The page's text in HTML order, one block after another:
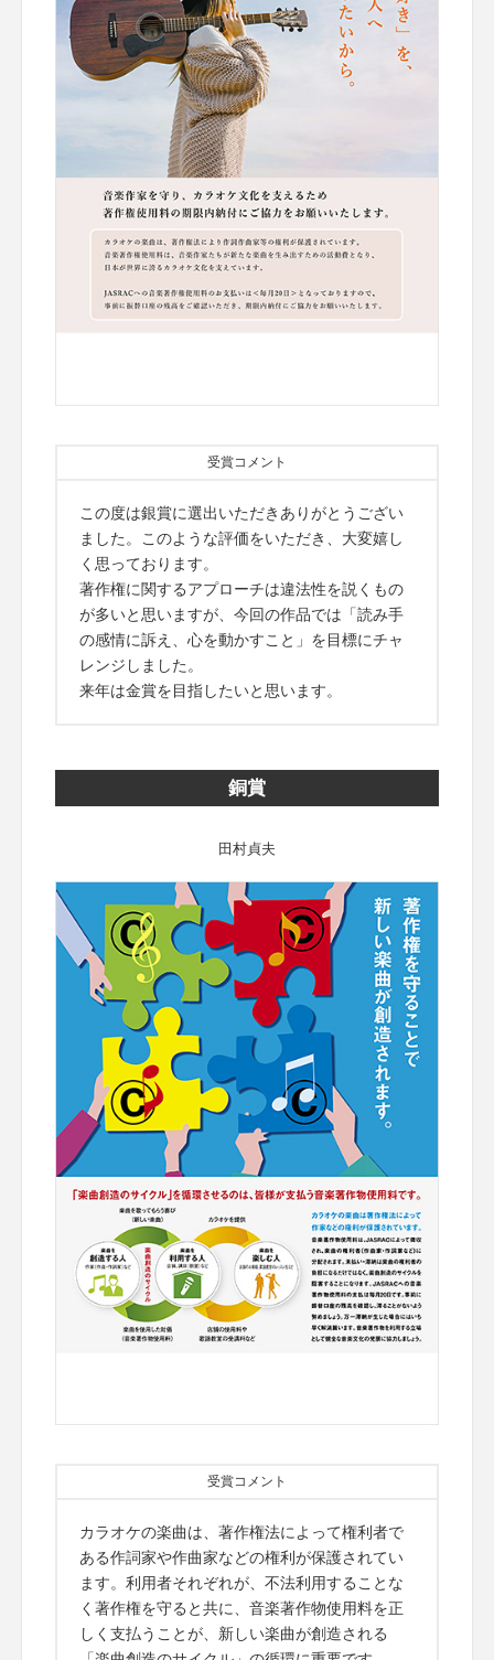
受賞コメント
この度は銀賞に選出いただきありがとうござい
ました。このような評価をいただき、大変嬉し
く思っております。
著作権に関するアプローチは違法性を説くもの
が多いと思いますが、今回の作品では「読み手
の感情に訴え、心を動かすこと」を目標にチャ
レンジしました。
来年は金賞を目指したいと思います。
銅賞
田村貞夫
受賞コメント
カラオケの楽曲は、著作権法によって権利者で
ある作詞家や作曲家などの権利が保護されてい
ます。利用者それぞれが、不法利用することな
く著作権を守ると共に、音楽著作物使用料を正
しく支払うことが、新しい楽曲が創造される